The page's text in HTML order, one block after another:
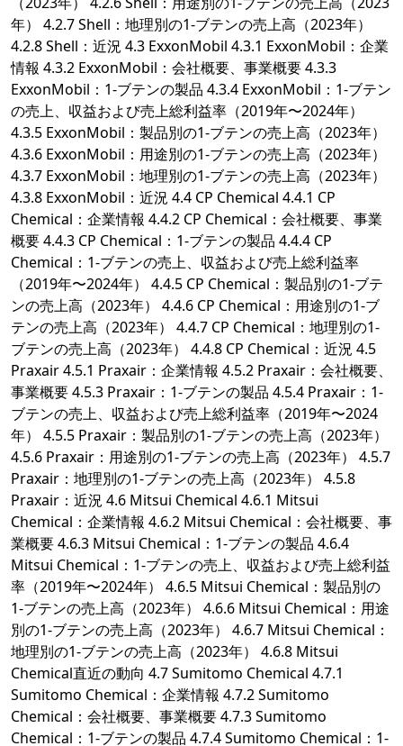
年） 4.2.7 Shell：地理別の1-ブテンの売上高（2023年）
4.2.8 Shell：近況 4.3 ExxonMobil 4.3.1 ExxonMobil：企業
情報 4.3.2 ExxonMobil：会社概要、事業概要 4.3.3
ExxonMobil：1-ブテンの製品 4.3.4 ExxonMobil：1-ブテン
の売上、収益および売上総利益率（2019年〜2024年）
4.3.5 ExxonMobil：製品別の1-ブテンの売上高（2023年）
4.3.6 ExxonMobil：用途別の1-ブテンの売上高（2023年）
4.3.7 ExxonMobil：地理別の1-ブテンの売上高（2023年）
4.3.8 ExxonMobil：近況 4.4 CP Chemical 4.4.1 CP
Chemical：企業情報 4.4.2 CP Chemical：会社概要、事業
概要 4.4.3 CP Chemical：1-ブテンの製品 4.4.4 CP
Chemical：1-ブテンの売上、収益および売上総利益率
（2019年〜2024年） 4.4.5 CP Chemical：製品別の1-ブテ
ンの売上高（2023年） 4.4.6 CP Chemical：用途別の1-ブ
テンの売上高（2023年） 4.4.7 CP Chemical：地理別の1-
ブテンの売上高（2023年） 4.4.8 CP Chemical：近況 4.5
Praxair 4.5.1 Praxair：企業情報 4.5.2 Praxair：会社概要、
事業概要 4.5.3 Praxair：1-ブテンの製品 4.5.4 Praxair：1-
ブテンの売上、収益および売上総利益率（2019年〜2024
年） 4.5.5 Praxair：製品別の1-ブテンの売上高（2023年）
4.5.6 Praxair：用途別の1-ブテンの売上高（2023年） 4.5.7
Praxair：地理別の1-ブテンの売上高（2023年） 4.5.8
Praxair：近況 4.6 Mitsui Chemical 4.6.1 Mitsui
Chemical：企業情報 4.6.2 Mitsui Chemical：会社概要、事
業概要 4.6.3 Mitsui Chemical：1-ブテンの製品 4.6.4
Mitsui Chemical：1-ブテンの売上、収益および売上総利益
率（2019年〜2024年） 4.6.5 Mitsui Chemical：製品別の
1-ブテンの売上高（2023年） 4.6.6 Mitsui Chemical：用途
別の1-ブテンの売上高（2023年） 4.6.7 Mitsui Chemical：
地理別の1-ブテンの売上高（2023年） 4.6.8 Mitsui
Chemical直近の動向 4.7 Sumitomo Chemical 4.7.1
Sumitomo Chemical：企業情報 4.7.2 Sumitomo
Chemical：会社概要、事業概要 4.7.3 Sumitomo
Chemical：1-ブテンの製品 4.7.4 Sumitomo Chemical：1-